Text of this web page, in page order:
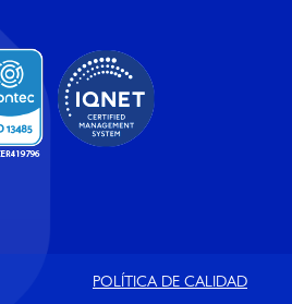
POLÍTICA DE CALIDAD